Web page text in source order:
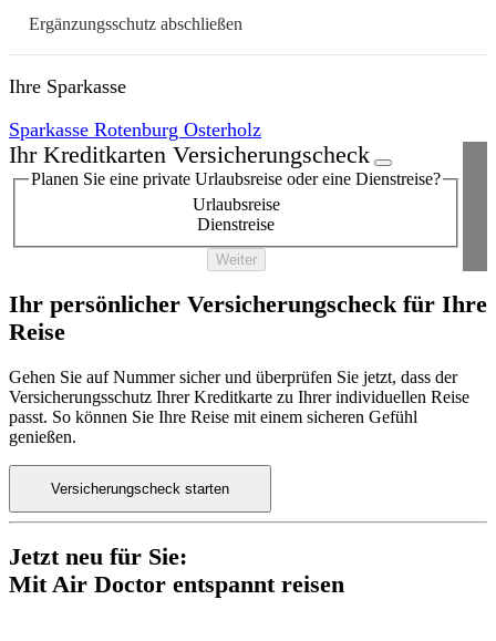
Ergänzungsschutz abschließen
Ihre Sparkasse
Sparkasse Rotenburg Osterholz
Ihr Kreditkarten Versicherungscheck
Planen Sie eine private Urlaubsreise oder eine Dienstreise?
Urlaubsreise
Dienstreise
Weiter
Ihr persönlicher Versicherungscheck für Ihre
Reise
Gehen Sie auf Nummer sicher und überprüfen Sie jetzt, dass der
Versicherungsschutz Ihrer Kreditkarte zu Ihrer individuellen Reise
passt. So können Sie Ihre Reise mit einem sicheren Gefühl
genießen.
Versicherungscheck starten
Jetzt neu für Sie:
Mit Air Doctor entspannt reisen